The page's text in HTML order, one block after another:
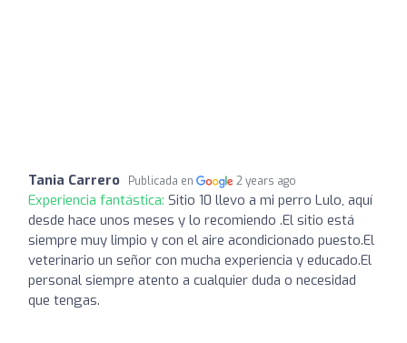
Tania Carrero Publicada en 2 years ago
Experiencia fantástica: Sitio 10 llevo a mi perro Lulo, aquí
desde hace unos meses y lo recomiendo .El sitio está
siempre muy limpio y con el aire acondicionado puesto.El
veterinario un señor con mucha experiencia y educado.El
personal siempre atento a cualquier duda o necesidad
que tengas.